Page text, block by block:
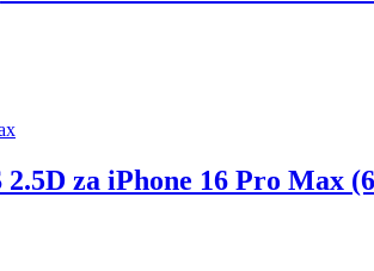
za iPhone 16 Pro Max